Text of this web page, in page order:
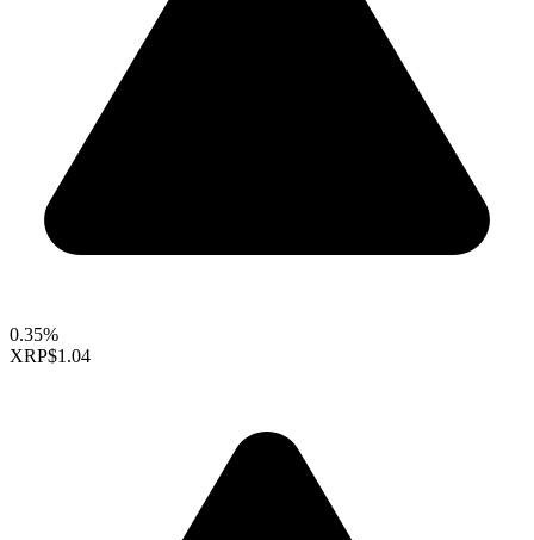
0.35%
XRP$1.04